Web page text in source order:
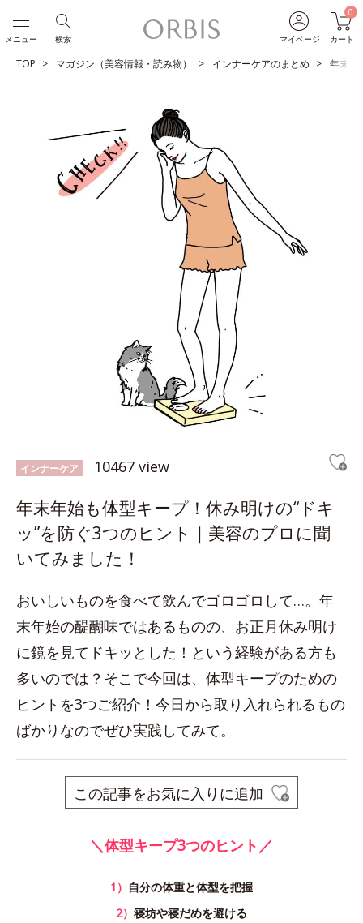
マイページ
0
カート
検索
メニュー
TOP マガジン（美容情報・読み物） インナーケアのまとめ 年末年
インナーケア 10467 view
年末年始も体型キープ！休み明けの“ドキ
ッ”を防ぐ3つのヒント｜美容のプロに聞
いてみました！
おいしいものを食べて飲んでゴロゴロして…。年
末年始の醍醐味ではあるものの、お正月休み明け
に鏡を見てドキッとした！という経験がある方も
多いのでは？そこで今回は、体型キープのための
ヒントを3つご紹介！今日から取り入れられるもの
ばかりなのでぜひ実践してみて。
この記事をお気に入りに追加
＼体型キープ3つのヒント／
1） 自分の体重と体型を把握
2） 寝坊や寝だめを避ける